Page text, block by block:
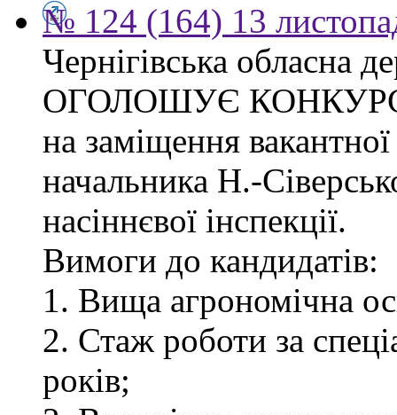
№ 124 (164) 13
Чернігівська обласна
ОГОЛОШУЄ
на заміщення
начальника Н.-
насіннєвої інспекції.
Вимоги до кандидатів:
1. Вища агрономічна
2. Стаж роботи за
років;